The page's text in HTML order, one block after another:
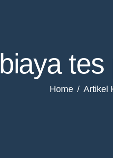
Home Artikel